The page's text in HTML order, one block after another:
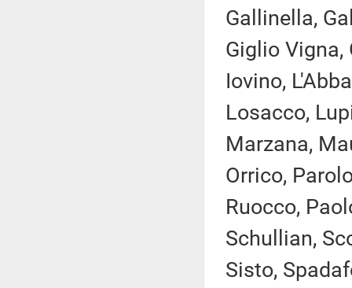
Gallinella,
Giglio Vigna,
Iovino,
Losacco,
Marzana,
Orrico,
Ruocco,
Schullian,
Sisto,